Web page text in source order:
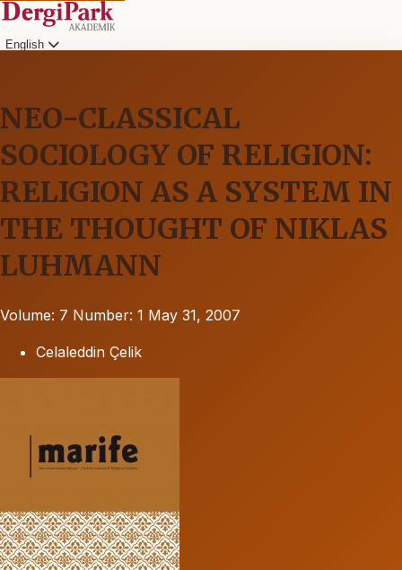
English
NEO-CLASSICAL
SOCIOLOGY OF RELIGION:
RELIGION AS A SYSTEM IN
THE THOUGHT OF NIKLAS
LUHMANN
Volume: 7 Number: 1 May 31, 2007
Celaleddin Çelik